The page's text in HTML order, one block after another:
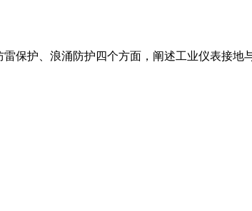
保护、浪涌防护四个方面，阐述工业仪表接地